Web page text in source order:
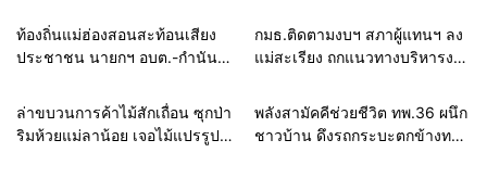
Home รอบรั้วทั่วไทย
ท้องถิ่นแม่ฮ่องสอนสะท้อนเสียง
ประชาชน นายกฯ อบต.-กำนัน
หนุนงบพัฒนาถนน แหล่งน้ำ และ
ท่องเที่ยว
Home รอบรั้วทั่วไทย
กมธ.ติดตามงบฯ สภาผู้แทนฯ ลง
แม่สะเรียง ถกแนวทางบริหารงบ
ท่องเที่ยว 3 อำเภอชายแดน
Home รอบรั้วทั่วไทย
ล่าขบวนการค้าไม้สักเถื่อน ซุกป่า
ริมห้วยแม่ลาน้อย เจอไม้แปรรูป
Home แวดวงทหาร
พลังสามัคคีช่วยชีวิต ทพ.36 ผนึก
ชาวบ้าน ดึงรถกระบะตกข้างทาง